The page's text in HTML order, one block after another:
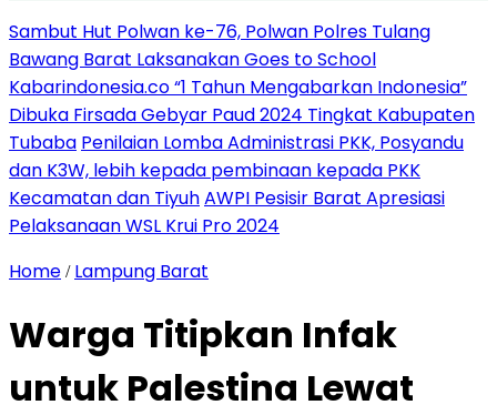
Sambut Hut Polwan ke-76, Polwan Polres Tulang
Bawang Barat Laksanakan Goes to School
Kabarindonesia.co “1 Tahun Mengabarkan Indonesia”
Dibuka Firsada Gebyar Paud 2024 Tingkat Kabupaten
Tubaba Penilaian Lomba Administrasi PKK, Posyandu
dan K3W, lebih kepada pembinaan kepada PKK
Kecamatan dan TiyuhAWPI Pesisir Barat Apresiasi
Pelaksanaan WSL Krui Pro 2024
Home / Lampung Barat
Warga Titipkan Infak
untuk Palestina Lewat